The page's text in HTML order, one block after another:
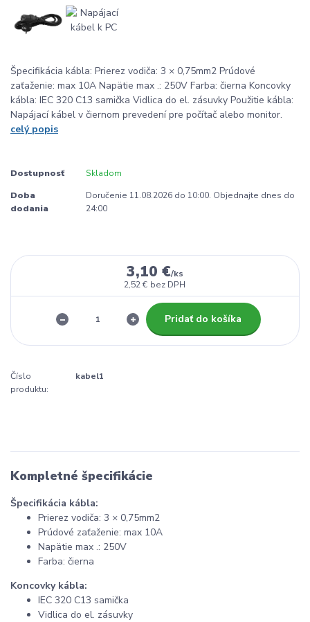
Špecifikácia kábla: Prierez vodiča: 3 × 0,75mm2 Prúdové
zaťaženie: max 10A Napätie max .: 250V Farba: čierna Koncovky
kábla: IEC 320 C13 samička Vidlica do el. zásuvky Použitie kábla:
Napájací kábel v čiernom prevedení pre počítač alebo monitor.
celý popis
Dostupnosť Skladom
Doba
dodania
Doručenie 11.08.2026 do 10:00. Objednajte dnes do
24:00
3,10 €/ks
2,52 € bez DPH
Pridať do košíka
Číslo
produktu:
kabel1
Kompletné špecifikácie
Špecifikácia kábla:
Prierez vodiča: 3 × 0,75mm2
Prúdové zaťaženie: max 10A
Napätie max .: 250V
Farba: čierna
Koncovky kábla:
IEC 320 C13 samička
Vidlica do el. zásuvky